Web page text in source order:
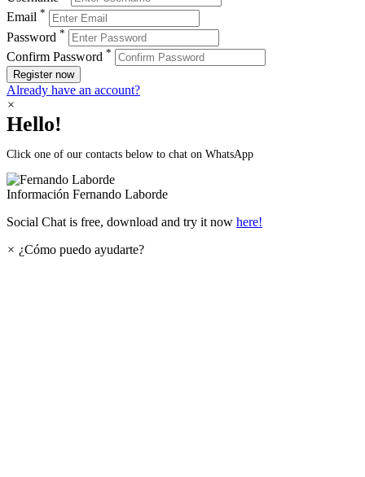
Email *
Password *
Confirm Password *
Register now
Already have an account?
×
Hello!
Click one of our contacts below to chat on WhatsApp
Información Fernando Laborde
Social Chat is free, download and try it now here!
× ¿Cómo puedo ayudarte?